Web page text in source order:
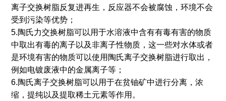
离子交换树脂反复进再生，反应器不会被腐蚀，环境不会
受到污染等优势；
5.陶氏力交换树脂可以用于水溶液中含有有毒有害的物质
中取出有毒的离子以及非离子性物质，这一些对水体或者
是环境有害的物质可以使用陶氏离子交换树脂进行取出，
例如电镀废液中的金属离子等；
6.陶氏离子交换树脂可以用于在贫铀矿中进行分离，浓
缩，提纯以及提取稀土元素等作用。